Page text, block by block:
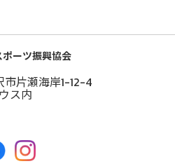
ーツ振興協会
片瀬海岸1-12-4
ス内